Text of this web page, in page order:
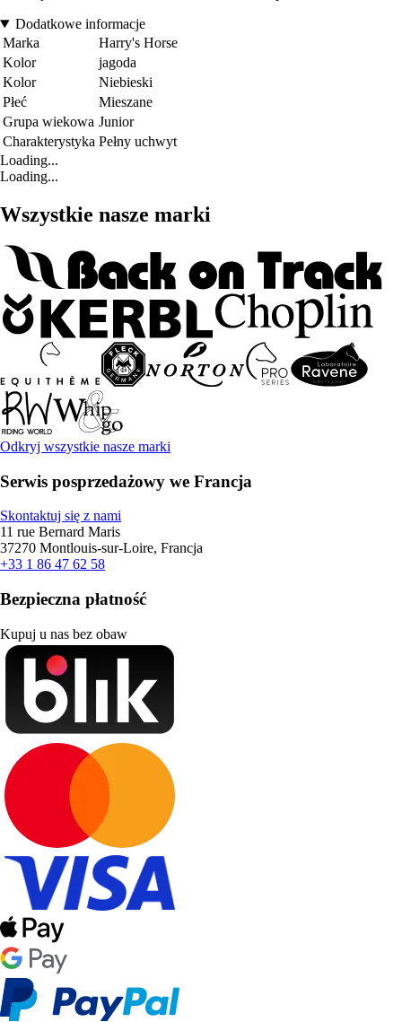
Dodatkowe informacje
Marka
Harry's Horse
Kolor
jagoda
Kolor
Niebieski
Płeć
Mieszane
Grupa wiekowa Junior
Charakterystyka Pełny uchwyt
Loading...
Loading...
Wszystkie nasze marki
Odkryj wszystkie nasze marki
Serwis posprzedażowy we Francja
Skontaktuj się z nami
11 rue Bernard Maris
37270 Montlouis-sur-Loire, Francja
+33 1 86 47 62 58
Bezpieczna płatność
Kupuj u nas bez obaw